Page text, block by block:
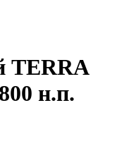
TERRA
н.п.